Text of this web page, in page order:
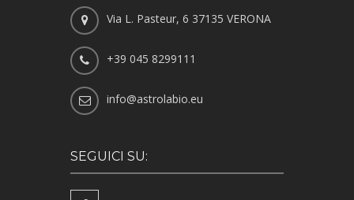
Via L. Pasteur, 6 37135 VERONA
+39 045 8299111
info@astrolabio.eu
SEGUICI SU: